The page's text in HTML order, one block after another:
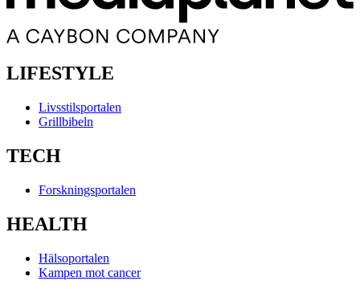
LIFESTYLE
Livsstilsportalen
Grillbibeln
TECH
Forskningsportalen
HEALTH
Hälsoportalen
Kampen mot cancer